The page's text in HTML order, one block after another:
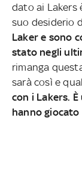
dato ai Lakers
suo desiderio
Laker e sono
stato negli
rimanga
sarà così e
con i Lakers.
hanno giocato